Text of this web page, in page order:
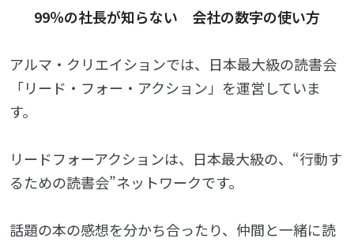
99％の社長が知らない 会社の数字の使い方
アルマ・クリエイションでは、日本最大級の読書会
「リード・フォー・アクション」を運営していま
す。
リードフォーアクションは、日本最大級の、“行動す
るための読書会”ネットワークです。
話題の本の感想を分かち合ったり、仲間と一緒に読